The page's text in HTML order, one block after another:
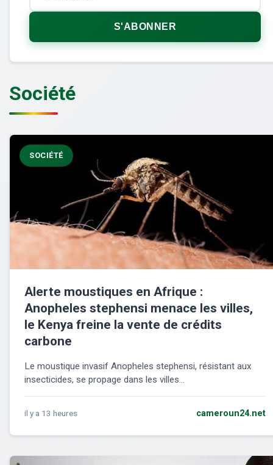
Société
SOCIÉTÉ
Alerte moustiques en Afrique :
Anopheles stephensi menace les villes,
le Kenya freine la vente de crédits
carbone
Le moustique invasif Anopheles stephensi, résistant aux
insecticides, se propage dans les villes...
il y a 13 heures cameroun24.net
S'ABONNER